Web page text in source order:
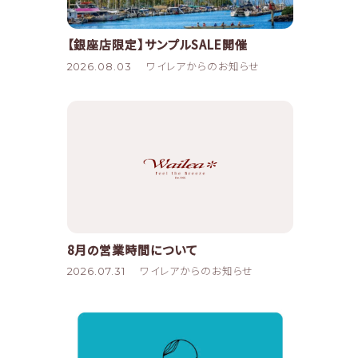
【銀座店限定】サンプルSALE開催
2026.08.03 ワイレアからのお知らせ
8月の営業時間について
2026.07.31 ワイレアからのお知らせ